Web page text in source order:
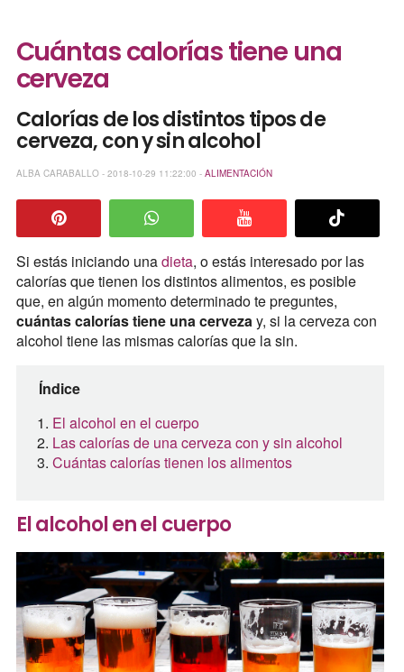
Cuántas calorías tiene una
cerveza
Calorías de los distintos tipos de
cerveza, con y sin alcohol
ALBA CARABALLO - 2018-10-29 11:22:00 - ALIMENTACIÓN
Si estás iniciando unadieta, o estás interesado por las
calorías que tienen los distintos alimentos, es posible
que, en algún momento determinado te preguntes,
cuántas calorías tiene una cervezay, si la cerveza con
alcohol tiene las mismas calorías que la sin.
Índice
El alcohol en el cuerpo
Las calorías de una cerveza con y sin alcohol
Cuántas calorías tienen los alimentos
El alcohol en el cuerpo